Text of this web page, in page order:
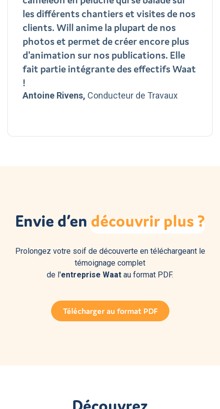
les différents chantiers et visites de nos
clients. Will anime la plupart de nos
photos et permet de créer encore plus
d'animation sur nos publications. Elle
fait partie intégrante des effectifs Waat
!
Antoine Rivens, Conducteur de Travaux
Envie d’en découvrir plus ?
Prolongez votre soif de découverte en téléchargeant le
témoignage complet
de l'entreprise Waat au format PDF.
Télécharger au format PDF